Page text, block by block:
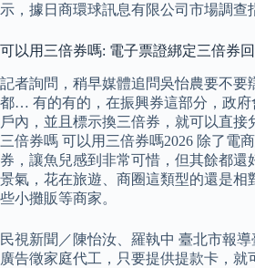
示，據日商環球訊息有限公司市場調
可以用三倍券嗎: 電子票證綁定三倍券
記者詢問，稍早媒體追問吳怡農要不要
都… 有的有的，在振興券這部分，政府
戶內，並且標示換三倍券，就可以直接
三倍券嗎 可以用三倍券嗎2026 除了電
券，讓魚兒感到非常可惜，但其餘都還
景氣，花在旅遊、商圈這類型的還是相
些小攤販等商家。
民視新聞／陳怡汝、羅執中 臺北市報
廣告徵家庭代工，只要提供提款卡，就